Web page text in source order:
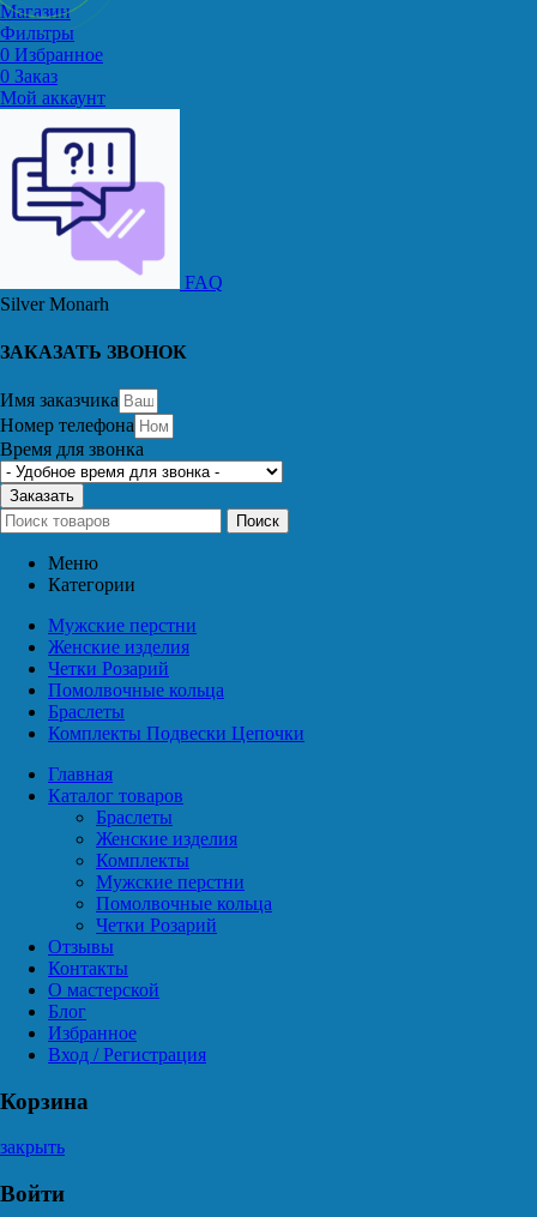
Магазин
Фильтры
0 Избранное
0 Заказ
Мой аккаунт
FAQ
Silver Monarh
ЗАКАЗАТЬ ЗВОНОК
Имя заказчика
Номер телефона
Время для звонка
Заказать
Поиск
Меню
Категории
Мужские перстни
Женские изделия
Четки Розарий
Помолвочные кольца
Браслеты
Комплекты Подвески Цепочки
Главная
Каталог товаров
Браслеты
Женские изделия
Комплекты
Мужские перстни
Помолвочные кольца
Четки Розарий
Отзывы
Контакты
О мастерской
Блог
Избранное
Вход / Регистрация
Корзина
закрыть
Войти